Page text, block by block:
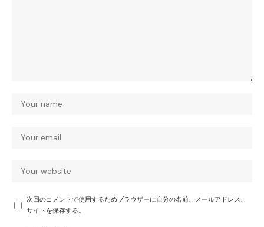
次回のコメントで使用するためブラウザーに自分の名前、メールアドレス、
サイトを保存する。